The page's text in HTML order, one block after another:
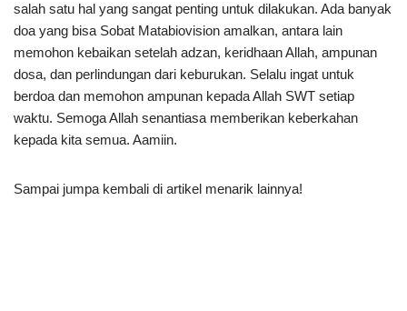
salah satu hal yang sangat penting untuk dilakukan. Ada banyak
doa yang bisa Sobat Matabiovision amalkan, antara lain
memohon kebaikan setelah adzan, keridhaan Allah, ampunan
dosa, dan perlindungan dari keburukan. Selalu ingat untuk
berdoa dan memohon ampunan kepada Allah SWT setiap
waktu. Semoga Allah senantiasa memberikan keberkahan
kepada kita semua. Aamiin.
Sampai jumpa kembali di artikel menarik lainnya!